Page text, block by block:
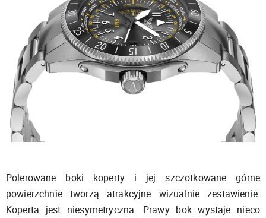
Polerowane boki koperty i jej szczotkowane górne
powierzchnie tworzą atrakcyjne wizualnie zestawienie.
Koperta jest niesymetryczna. Prawy bok wystaje nieco